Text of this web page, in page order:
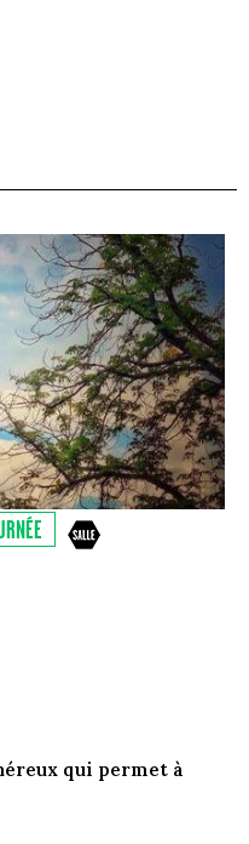
qui permet à